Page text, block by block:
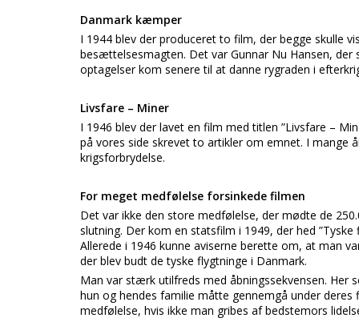
Danmark kæmper
I 1944 blev der produceret to film, der begge skulle
besættelsesmagten. Det var Gunnar Nu Hansen,
optagelser kom senere til at danne rygraden i
Livsfare – Miner
I 1946 blev der lavet en film med titlen ”Livsfare –
på vores side skrevet to artikler om emnet. I mange
krigsforbrydelse.
For meget medfølelse forsinkede filmen
Det var ikke den store medfølelse, der mødte de
slutning. Der kom en statsfilm i 1949, der hed
Allerede i 1946 kunne aviserne berette om, at man
der blev budt de tyske flygtninge i Danmark.
Man var stærk utilfreds med åbningssekvensen.
hun og hendes familie måtte gennemgå under
medfølelse, hvis ikke man gribes af bedstemors